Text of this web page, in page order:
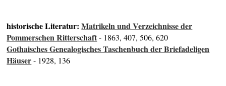
historische Literatur:Matrikeln und Verzeichnisse der
Pommerschen Ritterschaft- 1863, 407, 506, 620
Gothaisches Genealogisches Taschenbuch der Briefadeligen
Häuser- 1928, 136